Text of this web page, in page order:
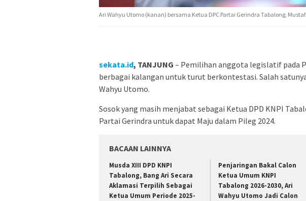
Ari Wahyu Utomo (kanan) bersama Ketua DPC Partai Gerindra Tabalong,
sekata.id, TANJUNG – Pemilihan anggota legislatif pada
berbagai kalangan untuk turut berkontestasi. Salah
Wahyu Utomo.
Sosok yang masih menjabat sebagai Ketua DPD KNPI
Partai Gerindra untuk dapat Maju dalam Pileg 2024.
BACAAN LAINNYA
Musda XIII DPD KNPI
Tabalong, Bang Ari Secara
Aklamasi Terpilih Sebagai
Ketua Umum Periode 2025-
Penjaringan Bakal Calon
Ketua Umum KNPI
Tabalong 2026-2030, Ari
Wahyu Utomo Jadi Calon